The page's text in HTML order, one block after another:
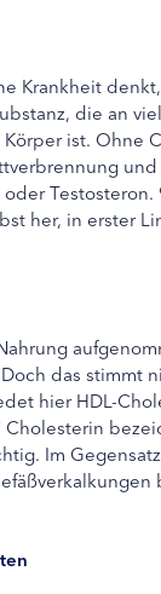
Krankheit
die an
ist. Ohne
her, in erster
das stimmt
hier HDL-
Cholesterin
Im